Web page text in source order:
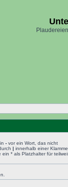
- vor ein Wort, das nicht
| innerhalb einer
* als Platzhalter für